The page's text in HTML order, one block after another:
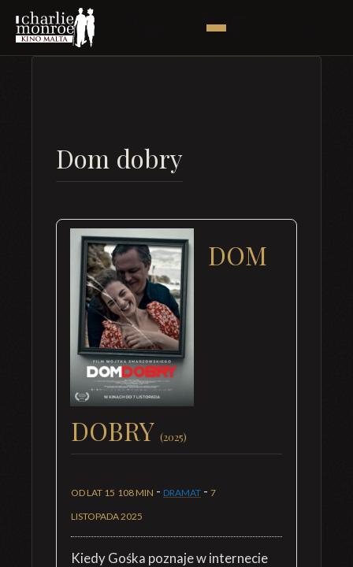
Dom dobry
DOM
DOBRY (2025)
OD LAT 15 108 MIN - DRAMAT - 7
LISTOPADA 2025
Kiedy Gośka poznaje w internecie